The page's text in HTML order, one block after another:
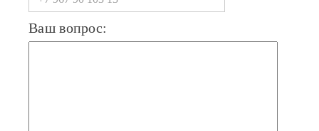
Ваш вопрос: